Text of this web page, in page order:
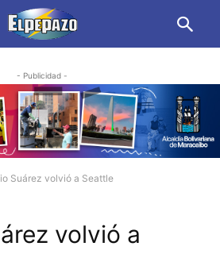
- Publicidad -
Suárez volvió a Seattle
volvió a